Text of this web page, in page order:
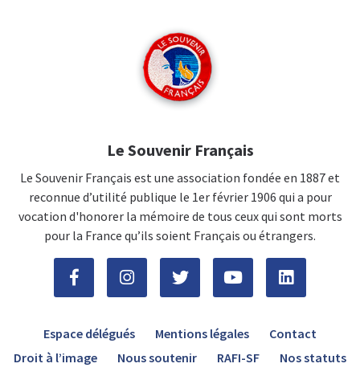
Le Souvenir Français
Le Souvenir Français est une association fondée en 1887 et
reconnue d’utilité publique le 1er février 1906 qui a pour
vocation d'honorer la mémoire de tous ceux qui sont morts
pour la France qu’ils soient Français ou étrangers.
Espace délégués Mentions légales
Contact
Droit à l’image
Nous soutenir RAFI-SF Nos statuts